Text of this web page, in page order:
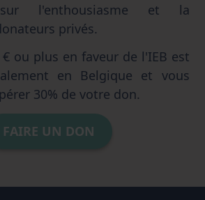
sur l'enthousiasme et la
privés.
ou plus en faveur de l'IEB est
en Belgique et vous
30% de votre don.
FAIRE UN DON